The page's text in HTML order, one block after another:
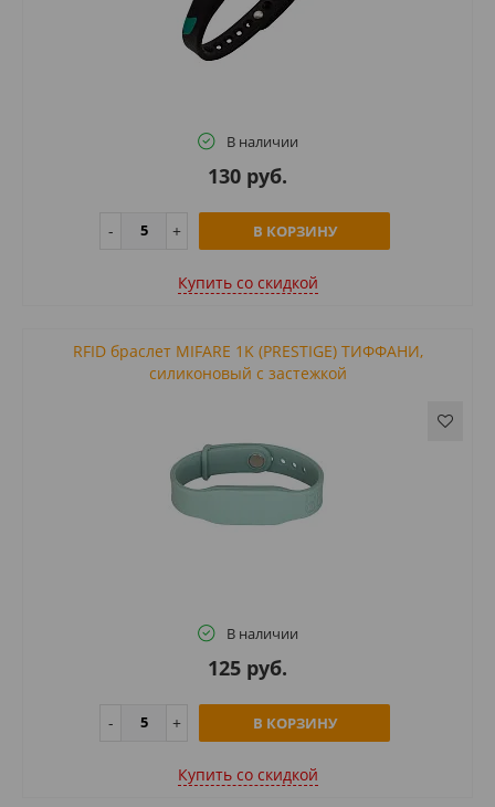
В наличии
130 руб.
В КОРЗИНУ
Купить cо скидкой
RFID браслет MIFARE 1K (PRESTIGE) ТИФФАНИ,
силиконовый с застежкой
В наличии
125 руб.
В КОРЗИНУ
Купить cо скидкой